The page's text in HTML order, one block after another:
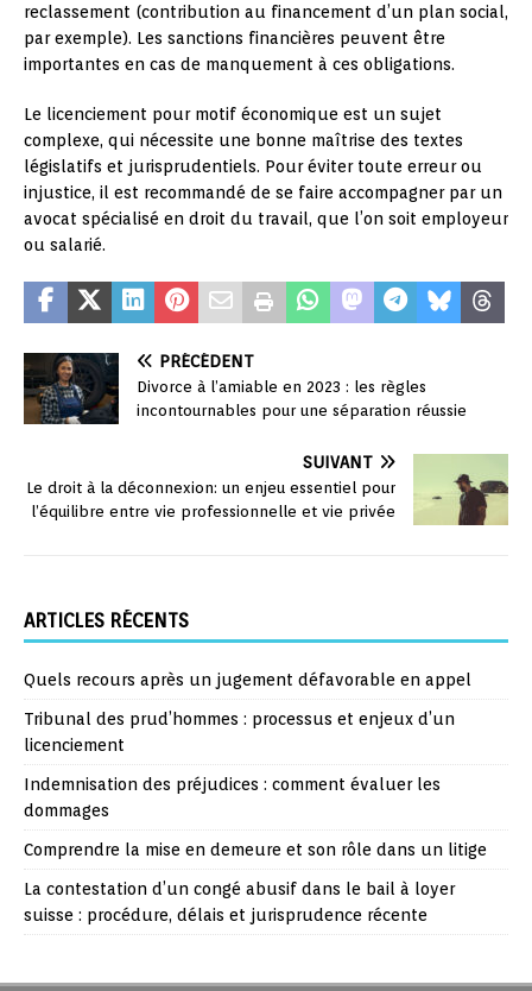
reclassement (contribution au financement d’un plan social,
par exemple). Les sanctions financières peuvent être
importantes en cas de manquement à ces obligations.
Le licenciement pour motif économique est un sujet
complexe, qui nécessite une bonne maîtrise des textes
législatifs et jurisprudentiels. Pour éviter toute erreur ou
injustice, il est recommandé de se faire accompagner par un
avocat spécialisé en droit du travail, que l’on soit employeur
ou salarié.
PRÉCÉDENT
Divorce à l’amiable en 2023 : les règles
incontournables pour une séparation réussie
SUIVANT
Le droit à la déconnexion: un enjeu essentiel pour
l’équilibre entre vie professionnelle et vie privée
ARTICLES RÉCENTS
Quels recours après un jugement défavorable en appel
Tribunal des prud’hommes : processus et enjeux d’un
licenciement
Indemnisation des préjudices : comment évaluer les
dommages
Comprendre la mise en demeure et son rôle dans un litige
La contestation d’un congé abusif dans le bail à loyer
suisse : procédure, délais et jurisprudence récente